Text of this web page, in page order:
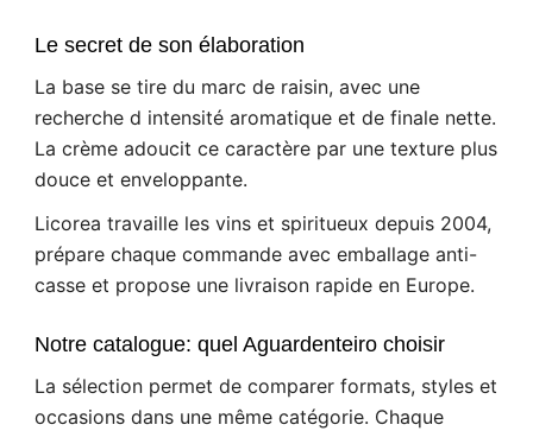
Le secret de son élaboration
La base se tire du marc de raisin, avec une
recherche d intensité aromatique et de finale nette.
La crème adoucit ce caractère par une texture plus
douce et enveloppante.
Licorea travaille les vins et spiritueux depuis 2004,
prépare chaque commande avec emballage anti-
casse et propose une livraison rapide en Europe.
Notre catalogue: quel Aguardenteiro choisir
La sélection permet de comparer formats, styles et
occasions dans une même catégorie. Chaque